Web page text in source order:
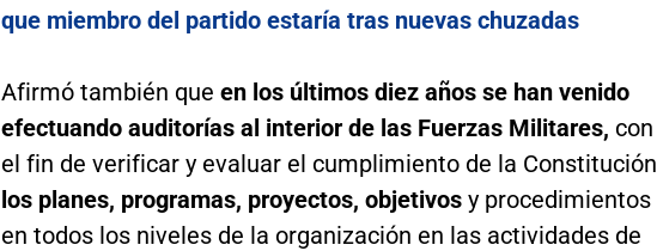
que miembro del partido estaría tras nuevas chuzadas
Afirmó también que en los últimos diez años se han venido
efectuando auditorías al interior de las Fuerzas Militares, con
el fin de verificar y evaluar el cumplimiento de la
los planes, programas, proyectos, objetivos y procedimientos
en todos los niveles de la organización en las actividades de